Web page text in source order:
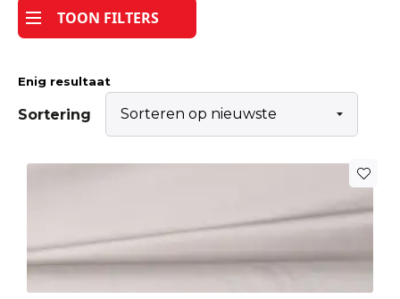
Tijdpakker stof
TOON FILTERS
Enig resultaat
Sortering